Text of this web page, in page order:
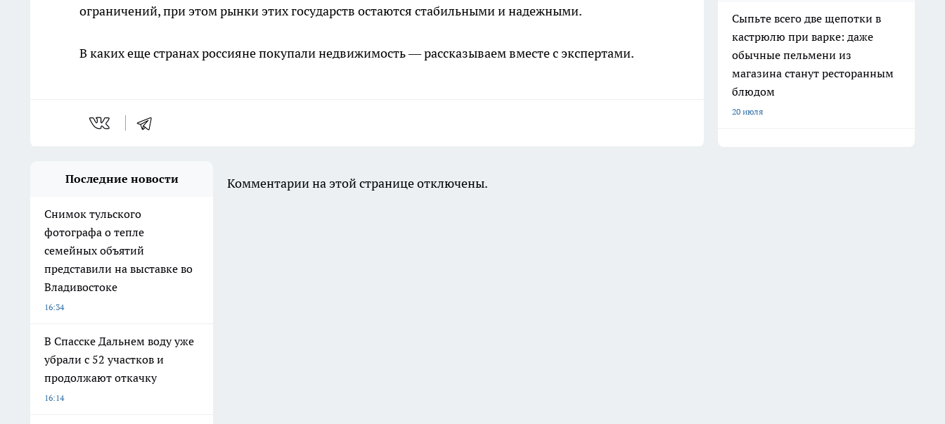
ограничений, при этом рынки этих государств остаются стабильными и надежными.
В каких еще странах россияне покупали недвижимость — рассказываем вместе с экспертами.
Сыпьте всего две щепотки в
кастрюлю при варке: даже
обычные пельмени из
магазина станут ресторанным
блюдом
20 июля
Последние новости
Снимок тульского
фотографа о тепле
семейных объятий
представили на выставке во
Владивостоке
16:34
В Спасске Дальнем воду уже
убрали с 52 участков и
продолжают откачку
16:14
Комментарии на этой странице отключены.